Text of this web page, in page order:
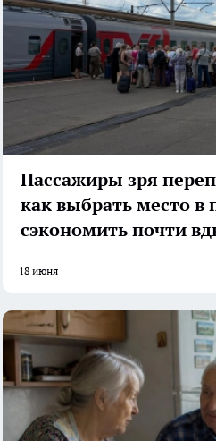
Пассажиры зря
как выбрать место
сэкономить почти
18 июня